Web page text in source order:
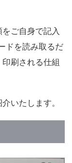
ご自身で記入
ドを読み取るだ
刷される仕組
いたします。